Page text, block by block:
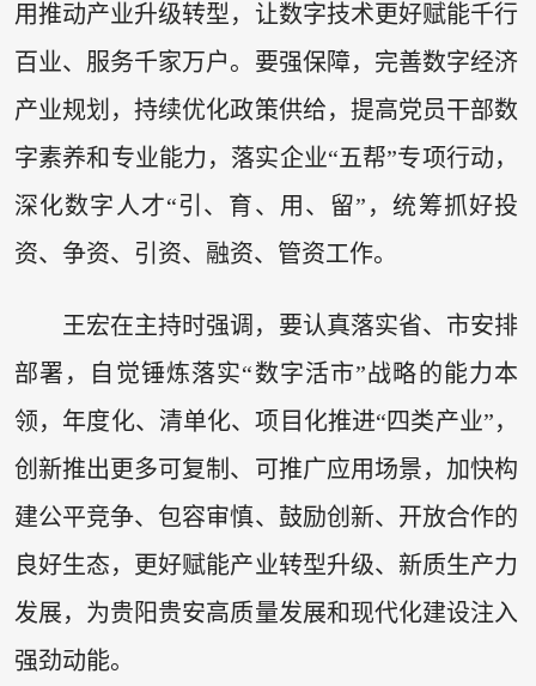
用推动产业升级转型，让数字技术更好赋能千行
百业、服务千家万户。要强保障，完善数字经济
产业规划，持续优化政策供给，提高党员干部数
字素养和专业能力，落实企业“五帮”专项行动，
深化数字人才“引、育、用、留”，统筹抓好投
资、争资、引资、融资、管资工作。
王宏在主持时强调，要认真落实省、市安排
部署，自觉锤炼落实“数字活市”战略的能力本
领，年度化、清单化、项目化推进“四类产业”，
创新推出更多可复制、可推广应用场景，加快构
建公平竞争、包容审慎、鼓励创新、开放合作的
良好生态，更好赋能产业转型升级、新质生产力
发展，为贵阳贵安高质量发展和现代化建设注入
强劲动能。